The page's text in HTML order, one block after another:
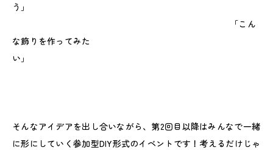
う」
「こん
な飾りを作ってみた
い」
そんなアイデアを出し合いながら、第2回目以降はみんなで一緒
に形にしていく参加型DIY形式のイベントです！考えるだけじゃ